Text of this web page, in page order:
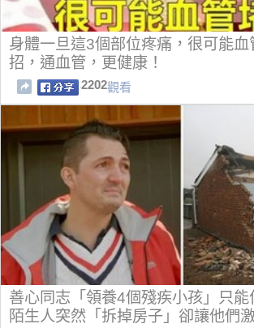
身體一旦這3個部位疼痛，很可能
招，通血管，更健康！
2202觀看
善心同志「領養4個殘疾小孩」只
陌生人突然「拆掉房子」卻讓他們